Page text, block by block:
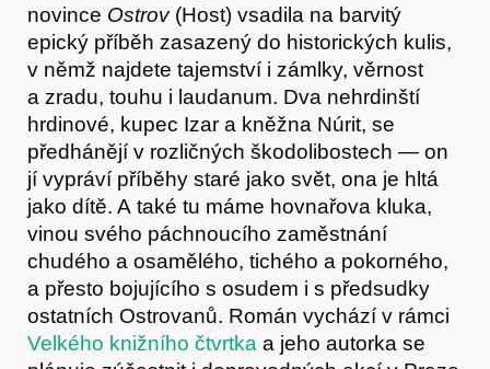
Články
novince Ostrov(Host) vsadila na barvitý
epický příběh zasazený do historických kulis,
v němž najdete tajemství i zámlky, věrnost
a zradu, touhu i laudanum. Dva nehrdinští
hrdinové, kupec Izar a kněžna Núrit, se
předhánějí v rozličných škodolibostech — on
jí vypráví příběhy staré jako svět, ona je hltá
jako dítě. A také tu máme hovnařova kluka,
vinou svého páchnoucího zaměstnání
chudého a osamělého, tichého a pokorného,
a přesto bojujícího s osudem i s předsudky
ostatních Ostrovanů. Román vychází v rámci
Velkého knižního čtvrtka a jeho autorka se